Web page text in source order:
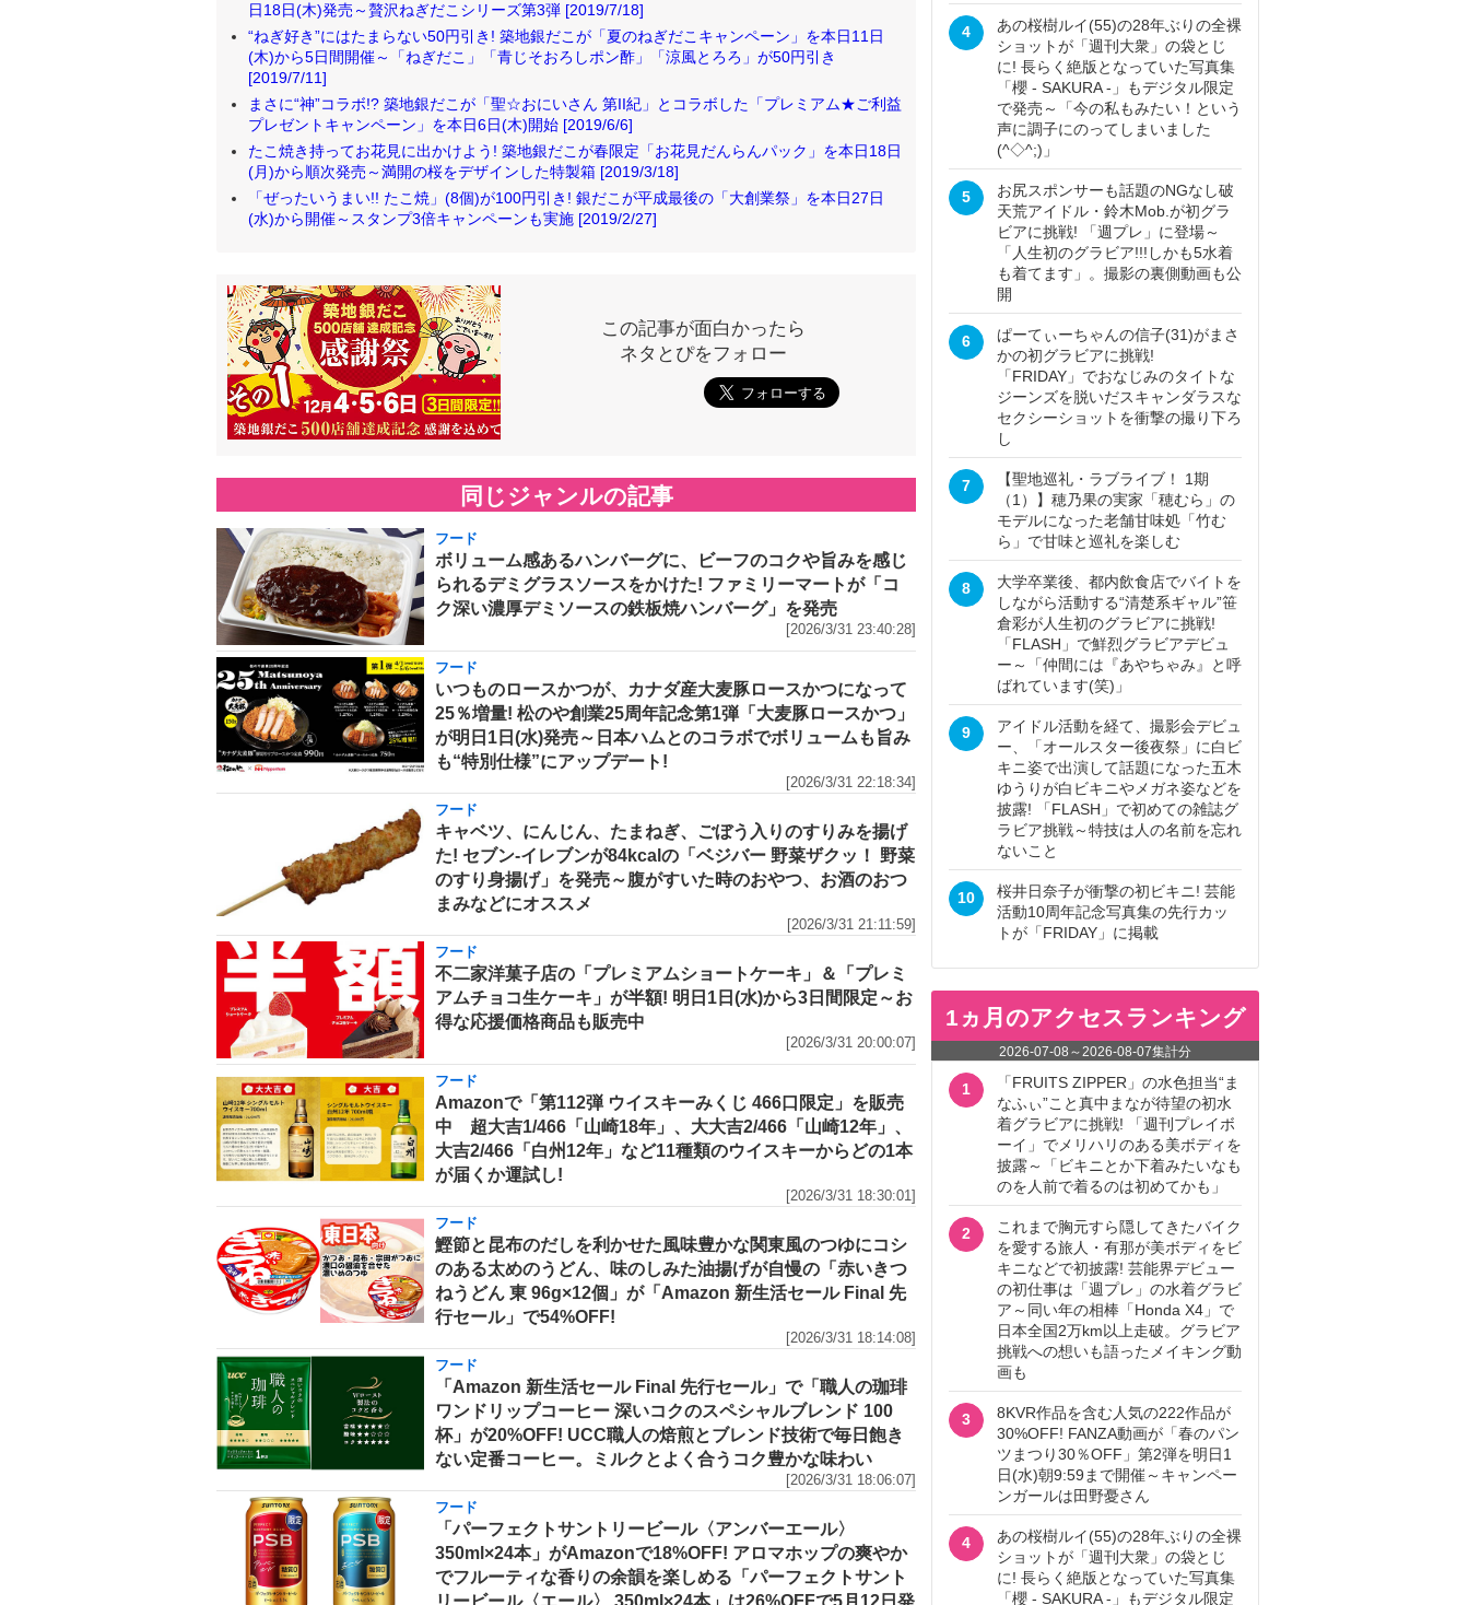
日18日(木)発売～贅沢ねぎだこシリーズ第3弾 [2019/7/18]
“ねぎ好き”にはたまらない50円引き! 築地銀だこが「夏のねぎだこキャンペーン」を本日11日
(木)から5日間開催～「ねぎだこ」「青じそおろしポン酢」「涼風とろろ」が50円引き
[2019/7/11]
まさに“神”コラボ!? 築地銀だこが「聖☆おにいさん 第II紀」とコラボした「プレミアム★ご利益
プレゼントキャンペーン」を本日6日(木)開始 [2019/6/6]
たこ焼き持ってお花見に出かけよう! 築地銀だこが春限定「お花見だんらんパック」を本日18日
(月)から順次発売～満開の桜をデザインした特製箱 [2019/3/18]
「ぜったいうまい!! たこ焼」(8個)が100円引き! 銀だこが平成最後の「大創業祭」を本日27日
(水)から開催～スタンプ3倍キャンペーンも実施 [2019/2/27]
この記事が面白かったら
ネタとぴをフォロー
同じジャンルの記事
フード
ボリューム感あるハンバーグに、ビーフのコクや旨みを感じ
られるデミグラスソースをかけた! ファミリーマートが「コ
ク深い濃厚デミソースの鉄板焼ハンバーグ」を発売
[2026/3/31 23:40:28]
フード
いつものロースかつが、カナダ産大麦豚ロースかつになって
25％増量! 松のや創業25周年記念第1弾「大麦豚ロースかつ」
が明日1日(水)発売～日本ハムとのコラボでボリュームも旨み
も“特別仕様”にアップデート!
[2026/3/31 22:18:34]
フード
キャベツ、にんじん、たまねぎ、ごぼう入りのすりみを揚げ
た! セブン‐イレブンが84kcalの「ベジバー 野菜ザクッ！ 野菜
のすり身揚げ」を発売～腹がすいた時のおやつ、お酒のおつ
まみなどにオススメ
[2026/3/31 21:11:59]
フード
不二家洋菓子店の「プレミアムショートケーキ」＆「プレミ
アムチョコ生ケーキ」が半額! 明日1日(水)から3日間限定～お
得な応援価格商品も販売中
[2026/3/31 20:00:07]
フード
Amazonで「第112弾 ウイスキーみくじ 466口限定」を販売
中 超大吉1/466「山崎18年」、大大吉2/466「山崎12年」、
大吉2/466「白州12年」など11種類のウイスキーからどの1本
が届くか運試し!
[2026/3/31 18:30:01]
フード
鰹節と昆布のだしを利かせた風味豊かな関東風のつゆにコシ
のある太めのうどん、味のしみた油揚げが自慢の「赤いきつ
ねうどん 東 96g×12個」が「Amazon 新生活セール Final 先
行セール」で54%OFF!
[2026/3/31 18:14:08]
フード
「Amazon 新生活セール Final 先行セール」で「職人の珈琲
ワンドリップコーヒー 深いコクのスペシャルブレンド 100
杯」が20%OFF! UCC職人の焙煎とブレンド技術で毎日飽き
ない定番コーヒー。ミルクとよく合うコク豊かな味わい
[2026/3/31 18:06:07]
フード
「パーフェクトサントリービール〈アンバーエール〉
350ml×24本」がAmazonで18%OFF! アロマホップの爽やか
でフルーティな香りの余韻を楽しめる「パーフェクトサント
リービール〈エール〉 350ml×24本」は26%OFFで5月12日発
4
あの桜樹ルイ(55)の28年ぶりの全裸
ショットが「週刊大衆」の袋とじ
に! 長らく絶版となっていた写真集
「櫻 - SAKURA -」もデジタル限定
で発売～「今の私もみたい！という
声に調子にのってしまいました
(^◇^;)」
5
お尻スポンサーも話題のNGなし破
天荒アイドル・鈴木Mob.が初グラ
ビアに挑戦! 「週プレ」に登場～
「人生初のグラビア!!!しかも5水着
も着てます」。撮影の裏側動画も公
開
6
ぱーてぃーちゃんの信子(31)がまさ
かの初グラビアに挑戦!
「FRIDAY」でおなじみのタイトな
ジーンズを脱いだスキャンダラスな
セクシーショットを衝撃の撮り下ろ
し
7
【聖地巡礼・ラブライブ！ 1期
（1）】穂乃果の実家「穂むら」の
モデルになった老舗甘味処「竹む
ら」で甘味と巡礼を楽しむ
8
大学卒業後、都内飲食店でバイトを
しながら活動する“清楚系ギャル”笹
倉彩が人生初のグラビアに挑戦!
「FLASH」で鮮烈グラビアデビュ
ー～「仲間には『あやちゃみ』と呼
ばれています(笑)」
9
アイドル活動を経て、撮影会デビュ
ー、「オールスター後夜祭」に白ビ
キニ姿で出演して話題になった五木
ゆうりが白ビキニやメガネ姿などを
披露! 「FLASH」で初めての雑誌グ
ラビア挑戦～特技は人の名前を忘れ
ないこと
10
桜井日奈子が衝撃の初ビキニ! 芸能
活動10周年記念写真集の先行カッ
トが「FRIDAY」に掲載
1ヵ月のアクセスランキング
2026-07-08 ～2026-08-07集計分
1
「FRUITS ZIPPER」の水色担当“ま
なふぃ”こと真中まなが待望の初水
着グラビアに挑戦! 「週刊プレイボ
ーイ」でメリハリのある美ボディを
披露～「ビキニとか下着みたいなも
のを人前で着るのは初めてかも」
2
これまで胸元すら隠してきたバイク
を愛する旅人・有那が美ボディをビ
キニなどで初披露! 芸能界デビュー
の初仕事は「週プレ」の水着グラビ
ア～同い年の相棒「Honda X4」で
日本全国2万km以上走破。グラビア
挑戦への想いも語ったメイキング動
画も
3
8KVR作品を含む人気の222作品が
30%OFF! FANZA動画が「春のパン
ツまつり30％OFF」第2弾を明日1
日(水)朝9:59まで開催～キャンペー
ンガールは田野憂さん
4
あの桜樹ルイ(55)の28年ぶりの全裸
ショットが「週刊大衆」の袋とじ
に! 長らく絶版となっていた写真集
「櫻 - SAKURA -」もデジタル限定